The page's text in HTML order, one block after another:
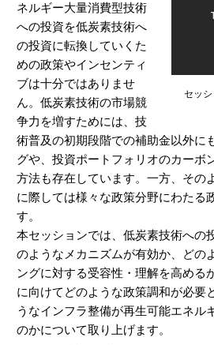
セッ
ネルギー大量消費型技術
への投資を低炭素技術へ
の投資に転換していくた
めの政策やインセンティ
ブは十分ではありませ
ん。低炭素技術の市場競
争力を増すためには、技
術普及の初期段階での補助金以外に
グや、投資ポートフォリオのカーボ
方法も存在しています。一方、その
に際しては様々な政策分野にわたる
す。
本セッションでは、低炭素技術への
のようなメカニズムが有効か、どの
ングに対する受容性・理解を高める
に向けてどのような政策調和が必要
うなインフラ整備が再生可能エネル
のかについて取り上げます。